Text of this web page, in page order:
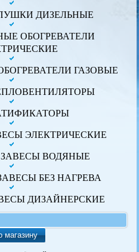
ДИЗЕЛЬНЫЕ
ОБОГРЕВАТЕЛИ
ГАЗОВЫЕ
ЭЛЕКТРИЧЕСКИЕ
ВОДЯНЫЕ
БЕЗ НАГРЕВА
ДИЗАЙНЕРСКИЕ
магазину